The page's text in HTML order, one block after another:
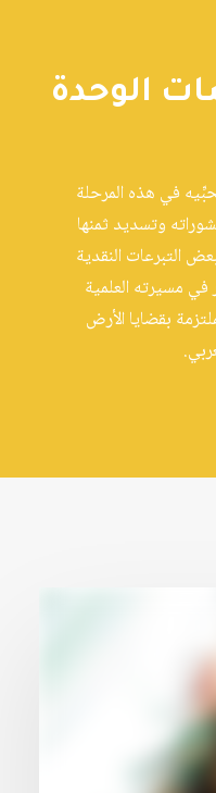
الوحدة
في هذه المرحلة
وتسديد ثمنها
التبرعات النقدية
في مسيرته العلمية
بقضايا الأرض